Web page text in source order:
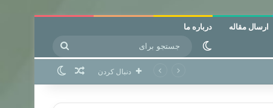
ارسال مقاله درباره ما
تغییر پوسته
برای دنبال کردن نوشته تصادفی